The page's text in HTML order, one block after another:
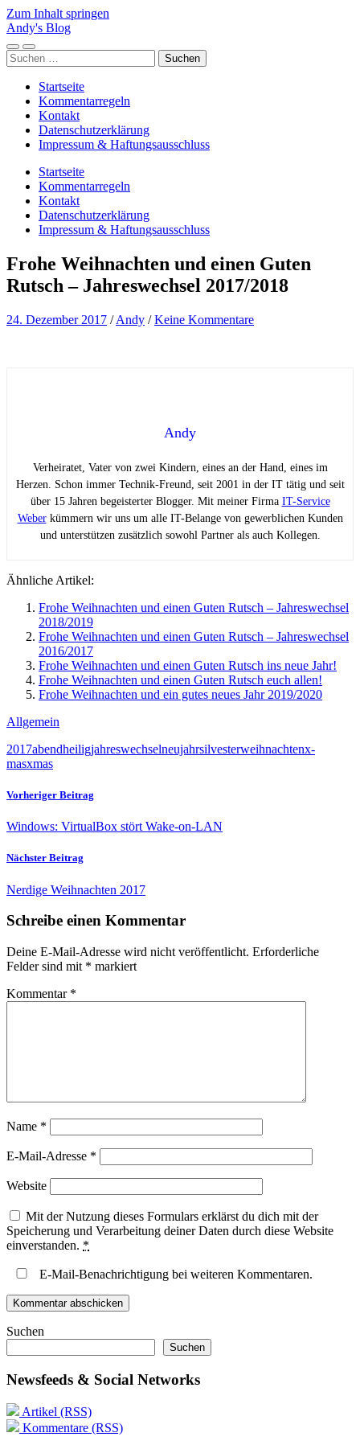
Zum Inhalt springen
Andy's Blog
Mobile-
Menü
Suchfeld
ein-/ausblenden
Suchen
nach:
Startseite
Kommentarregeln
Kontakt
Datenschutzerklärung
Impressum & Haftungsausschluss
Startseite
Kommentarregeln
Kontakt
Datenschutzerklärung
Impressum & Haftungsausschluss
Frohe Weihnachten und einen Guten
Rutsch – Jahreswechsel 2017/2018
24. Dezember 2017 /Andy /Keine Kommentare
Andy
Verheiratet, Vater von zwei Kindern, eines an der Hand, eines im
Herzen. Schon immer Technik-Freund, seit 2001 in der IT tätig und seit
über 15 Jahren begeisterter Blogger. Mit meiner Firma IT-Service
Weberkümmern wir uns um alle IT-Belange von gewerblichen Kunden
und unterstützen zusätzlich sowohl Partner als auch Kollegen.
Ähnliche Artikel:
Frohe Weihnachten und einen Guten Rutsch – Jahreswechsel
2018/2019
Frohe Weihnachten und einen Guten Rutsch – Jahreswechsel
2016/2017
Frohe Weihnachten und einen Guten Rutsch ins neue Jahr!
Frohe Weihnachten und einen Guten Rutsch euch allen!
Frohe Weihnachten und ein gutes neues Jahr 2019/2020
Allgemein
2017abendheiligjahreswechselneujahrsilvesterweihnachtenx-
masxmas
Vorheriger Beitrag
Windows: VirtualBox stört Wake-on-LAN
Nächster Beitrag
Nerdige Weihnachten 2017
Schreibe einen Kommentar
Deine E-Mail-Adresse wird nicht veröffentlicht. Erforderliche
Felder sind mit * markiert
Kommentar *
Name *
E-Mail-Adresse *
Website
Mit der Nutzung dieses Formulars erklärst du dich mit der
Speicherung und Verarbeitung deiner Daten durch diese Website
einverstanden. *
E-Mail-Benachrichtigung bei weiteren Kommentaren.
Suchen
Suchen
Newsfeeds & Social Networks
Artikel (RSS)
Kommentare (RSS)